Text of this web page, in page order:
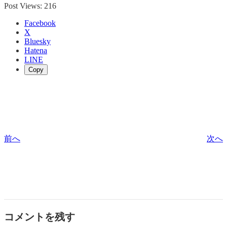
Post Views: 216
Facebook
X
Bluesky
Hatena
LINE
Copy
前へ 次へ
コメントを残す